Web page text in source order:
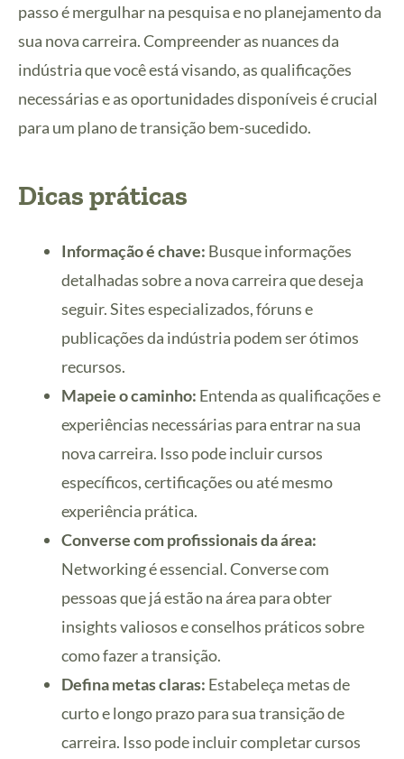
passo é mergulhar na pesquisa e no planejamento da
sua nova carreira. Compreender as nuances da
indústria que você está visando, as qualificações
necessárias e as oportunidades disponíveis é crucial
para um plano de transição bem-sucedido.
Dicas práticas
Informação é chave: Busque informações
detalhadas sobre a nova carreira que deseja
seguir. Sites especializados, fóruns e
publicações da indústria podem ser ótimos
recursos.
Mapeie o caminho: Entenda as qualificações e
experiências necessárias para entrar na sua
nova carreira. Isso pode incluir cursos
específicos, certificações ou até mesmo
experiência prática.
Converse com profissionais da área:
Networking é essencial. Converse com
pessoas que já estão na área para obter
insights valiosos e conselhos práticos sobre
como fazer a transição.
Defina metas claras: Estabeleça metas de
curto e longo prazo para sua transição de
carreira. Isso pode incluir completar cursos